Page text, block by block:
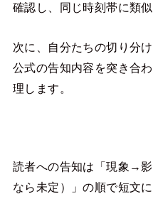
確認し、同じ時刻帯に類
次に、自分たちの切り分
公式の告知内容を突き合
理します。
読者への告知は「現象→
なら未定）」の順で短文